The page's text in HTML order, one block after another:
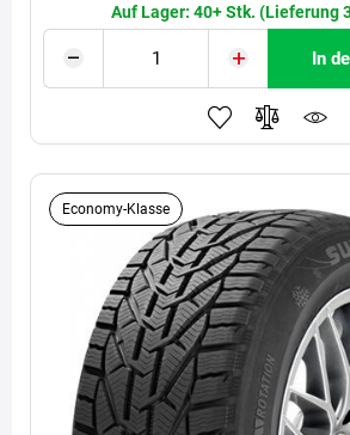
Auf Lager: 40+ Stk. (Lieferung
In
Economy-Klasse